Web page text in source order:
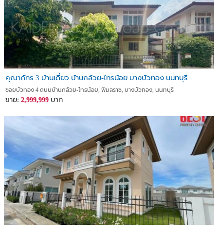
คุณาภัทร 3 บ้านเดี่ยว บ้านกล้วย-ไทรน้อย บางบัวทอง นนทบุรี
ซอยบัวทอง 4 ถนนบ้านกล้วย-ไทรน้อย, พิมลราช, บางบัวทอง, นนทบุรี
ขาย: 2,999,999 บาท